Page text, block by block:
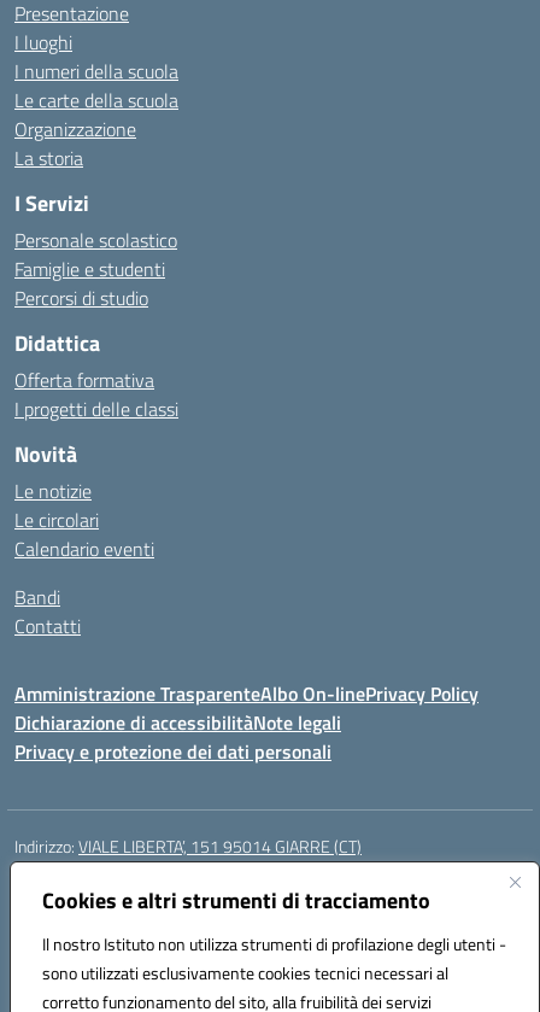
Cookies e altri strumenti di tracciamento
Il nostro Istituto non utilizza strumenti di profilazione degli utenti -
sono utilizzati esclusivamente cookies tecnici necessari al
corretto funzionamento del sito, alla fruibilità dei servizi
Presentazione
I luoghi
I numeri della scuola
Le carte della scuola
Organizzazione
La storia
I Servizi
Personale scolastico
Famiglie e studenti
Percorsi di studio
Didattica
Offerta formativa
I progetti delle classi
Novità
Le notizie
Le circolari
Calendario eventi
Bandi
Contatti
Amministrazione TrasparenteAlbo On-linePrivacy Policy
Dichiarazione di accessibilitàNote legali
Privacy e protezione dei dati personali
Indirizzo:VIALE LIBERTA’, 151 95014 GIARRE (CT)
Centralino:
Posta elettronica certificata (PEC):ctmm151004@pec.istruzione.it
Codice fiscale: 92032760875
Codice meccanografico:CTMM151004
Codice Indice delle Pubbliche Amministrazioni (IPA): cpiacd